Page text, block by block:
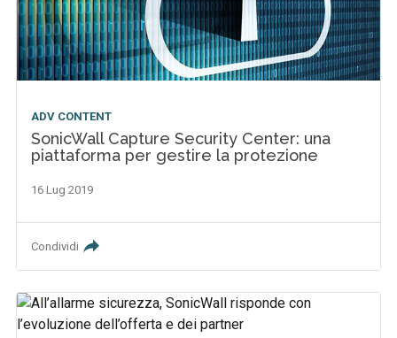
ADV CONTENT
SonicWall Capture Security Center: una
piattaforma per gestire la protezione
16 Lug 2019
Condividi